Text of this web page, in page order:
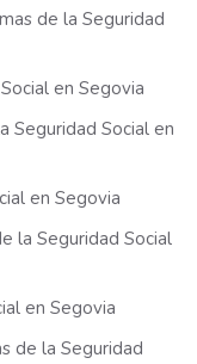
de la Seguridad
en Segovia
Seguridad Social en
en Segovia
la Seguridad Social
en Segovia
de la Seguridad